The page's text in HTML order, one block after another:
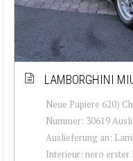
LAMBORGHINI
Neue Papiere 620)
Nummer: 30619
Auslieferung an:
Interieur: nero erster